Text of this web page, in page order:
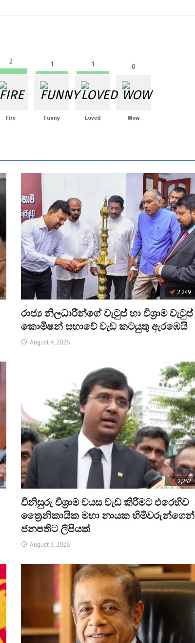
2
Fire
1
Funny
1
Loved
0
Wow
2,249
රාජ්‍ය නිලධාරීන්ගේ වැටුප් හා විශ්‍රාම වැටුප්
කොමිෂන් සභාවේ වැඩ කටයුතු ඇරඹෙයි
August 4, 2026
2,242
විනිසුරු විශ්‍රාම වයස වැඩ කිරීමට එරෙහිව
ත්‍රෛනිකායික මහා නායක හිමිවරුන්ගෙන්
ජනපතිට ලිපියක්
August 3, 2026